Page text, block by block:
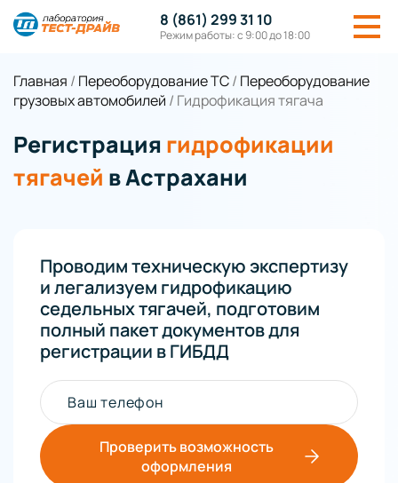
8 (861) 299 31 10
Режим работы: с 9:00 до 18:00
Главная / Переоборудование ТС/ Переоборудование
грузовых автомобилей / Гидрофикация тягача
Регистрация гидрофикации
тягачей в Астрахани
Проводим техническую экспертизу
и легализуем гидрофикацию
седельных тягачей, подготовим
полный пакет документов для
регистрации в ГИБДД
Ваш телефон
Проверить возможность
оформления